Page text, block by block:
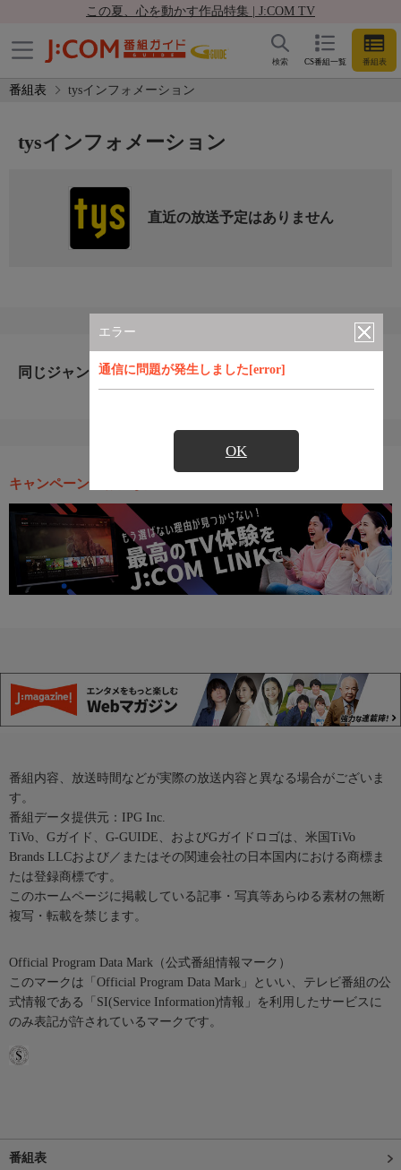
この夏、心を動かす作品特集 | J:COM TV
CS番組一覧 番組表
検索
番組表 tysインフォメーション
エラー
通信に問題が発生しました[error]
OK
tysインフォメーション
直近の放送予定はありません
同じジャンルのおすすめ番組
キャンペーン・お得な情報
番組内容、放送時間などが実際の放送内容と異なる場合がございま
す。
番組データ提供元：IPG Inc.
TiVo、Gガイド、G-GUIDE、およびGガイドロゴは、米国TiVo
Brands LLCおよび／またはその関連会社の日本国内における商標ま
たは登録商標です。
このホームページに掲載している記事・写真等あらゆる素材の無断
複写・転載を禁じます。
Official Program Data Mark（公式番組情報マーク）
このマークは「Official Program Data Mark」といい、テレビ番組の公
式情報である「SI(Service Information)情報」を利用したサービスに
のみ表記が許されているマークです。
番組表